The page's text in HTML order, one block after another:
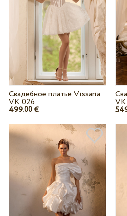
Свадебное платье Vissaria
VK 026
499.00€